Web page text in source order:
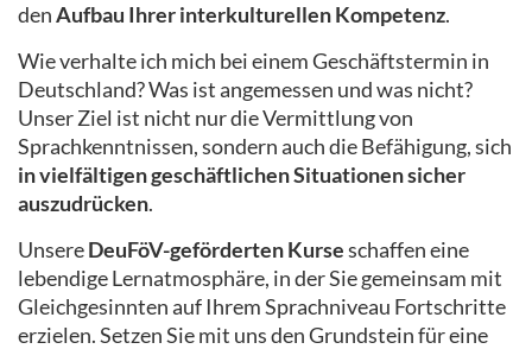
denAufbau Ihrer interkulturellen Kompetenz.
Wie verhalte ich mich bei einem Geschäftstermin in
Deutschland? Was ist angemessen und was nicht?
Unser Ziel ist nicht nur die Vermittlung von
Sprachkenntnissen, sondern auch die Befähigung, sich
in vielfältigen geschäftlichen Situationen sicher
auszudrücken.
UnsereDeuFöV-geförderten Kurseschaffen eine
lebendige Lernatmosphäre, in der Sie gemeinsam mit
Gleichgesinnten auf Ihrem Sprachniveau Fortschritte
erzielen. Setzen Sie mit uns den Grundstein für eine